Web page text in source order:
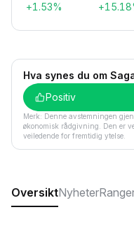
+1.53%
Hva synes du om
Positiv
Merk: Denne avstemningen
økonomisk rådgivning. Den er
veiledende for fremtidig ytelse.
OversiktNyheter